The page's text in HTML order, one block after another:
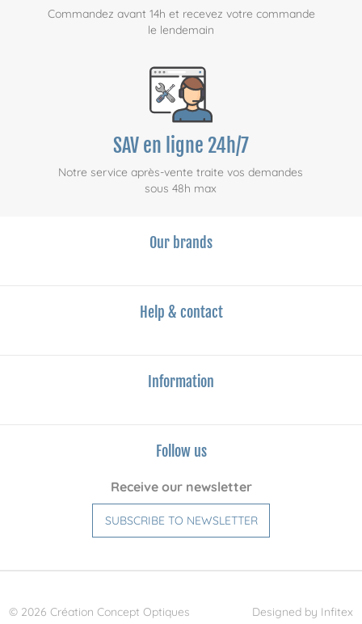
Commandez avant 14h et recevez votre commande
le lendemain
SAV en ligne 24h/7
Notre service après-vente traite vos demandes
sous 48h max
Our brands
Help & contact
Information
Follow us
Receive our newsletter
SUBSCRIBE TO NEWSLETTER
© 2026 Création Concept Optiques Designed by Infitex